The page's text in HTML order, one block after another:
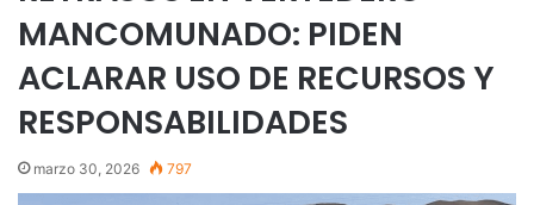
MANCOMUNADO: PIDEN
ACLARAR USO DE RECURSOS Y
RESPONSABILIDADES
marzo 30, 2026 797